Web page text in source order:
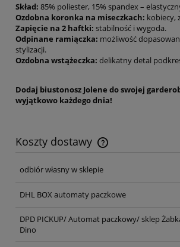
Skład: 85% poliester, 15% spandex –
Ozdobna koronka na miseczkach: kobiecy,
Zapięcie na 2 haftki: stabilność i wygoda.
Odpinane ramiączka: możliwość
stylizacji.
Ozdobna wstążeczka: delikatny detal
Dodaj biustonosz Jolene do swojej
wyjątkowo każdego dnia!
Koszty dostawy
Cena nie zawiera ewentualnych kosztów
odbiór własny w sklepie
DHL BOX automaty paczkowe
DPD PICKUP/ Automat paczkowy/ sklep
Dino